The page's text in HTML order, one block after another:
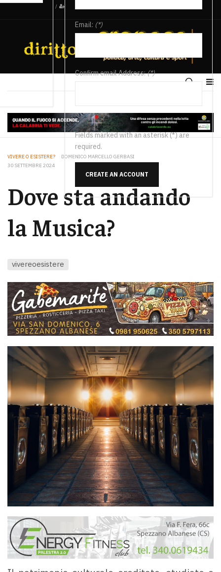
/
Email: (*)
Confirm email Address:(*)
Fields marked with an asterisk (*) are
required.
CREATE AN ACCOUNT
VIVERE O ESISTERE?
DOMENICO MARCELLO GERBASI
30 SETTEMBRE 2024
Dove sta andando
la Musica?
vivereoesistere